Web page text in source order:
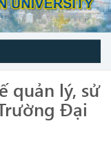
quản lý, sử
Đại